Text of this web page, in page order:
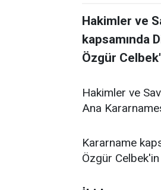
Hakimler ve
kapsamında
Özgür
Hakimler ve
Ana
Kararname
Özgür